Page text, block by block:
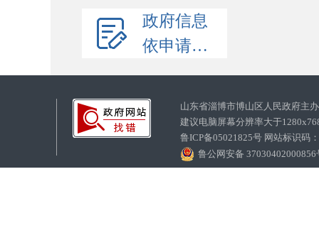
政府信息
依申请公开
山东省淄博市博山区人民政府
建议电脑屏幕分辨率大于
鲁ICP备05021825号 网站标识码
鲁公网安备 37030402000856